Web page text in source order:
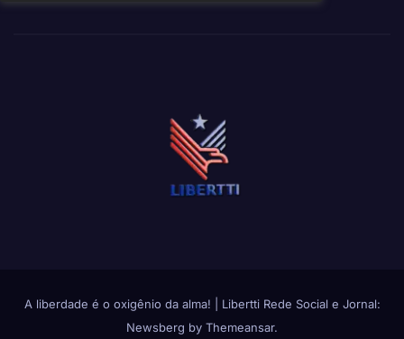
A liberdade é o oxigênio da alma!
Libertti Rede Social e Jornal:
Newsberg by Themeansar.